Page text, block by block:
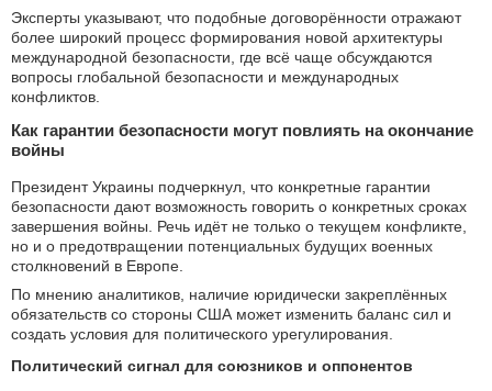
Эксперты указывают, что подобные договорённости отражают
более широкий процесс формирования новой архитектуры
международной безопасности, где всё чаще обсуждаются
вопросы глобальной безопасности и международных
конфликтов.
Как гарантии безопасности могут повлиять на окончание
войны
Президент Украины подчеркнул, что конкретные гарантии
безопасности дают возможность говорить о конкретных сроках
завершения войны. Речь идёт не только о текущем конфликте,
но и о предотвращении потенциальных будущих военных
столкновений в Европе.
По мнению аналитиков, наличие юридически закреплённых
обязательств со стороны США может изменить баланс сил и
создать условия для политического урегулирования.
Политический сигнал для союзников и оппонентов